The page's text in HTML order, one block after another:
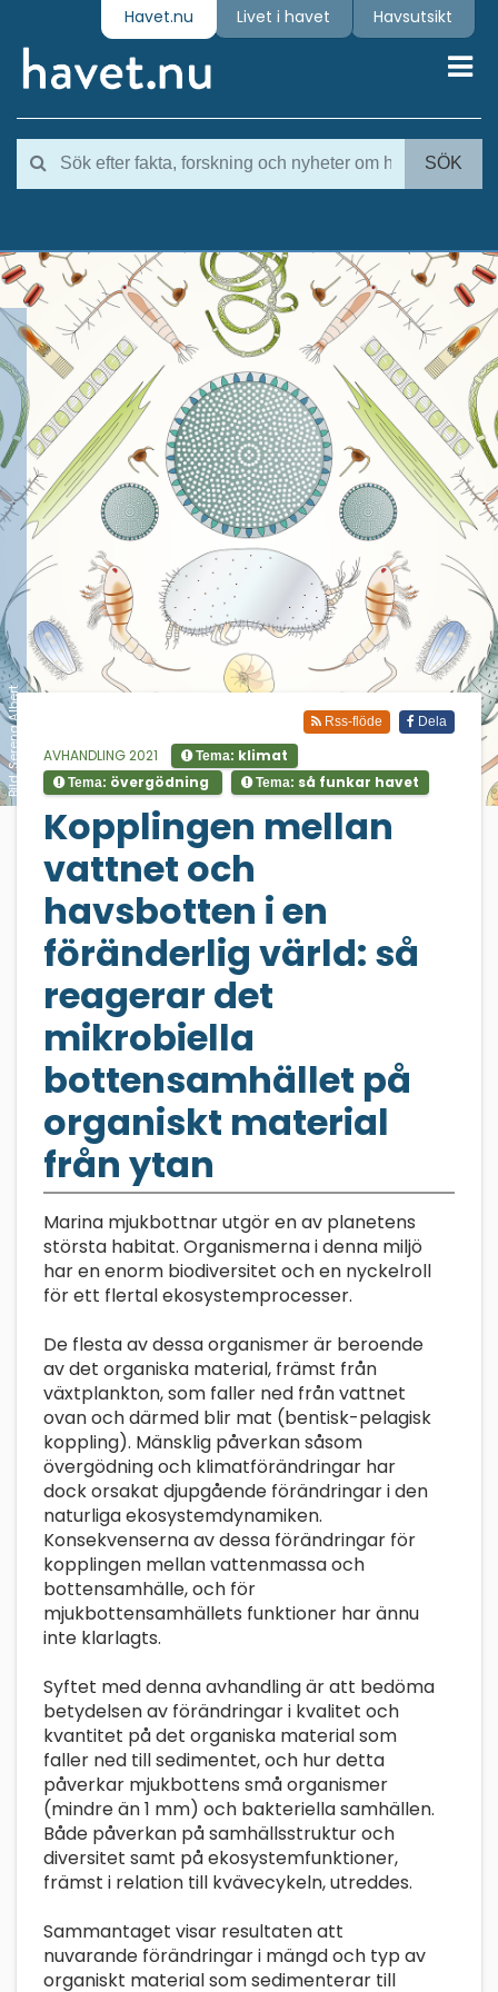
Havet.nu Livet i havet Havsutsikt
SÖK
Bild: Serena Albert
;
Dela
Rss-flöde
AVHANDLING 2021 Tema: klimat
Tema: övergödning Tema: så funkar havet
Kopplingen mellan
vattnet och
havsbotten i en
föränderlig värld: så
reagerar det
mikrobiella
bottensamhället på
organiskt material
från ytan
Marina mjukbottnar utgör en av planetens
största habitat. Organismerna i denna miljö
har en enorm biodiversitet och en nyckelroll
för ett flertal ekosystemprocesser.
De flesta av dessa organismer är beroende
av det organiska material, främst från
växtplankton, som faller ned från vattnet
ovan och därmed blir mat (bentisk-pelagisk
koppling). Mänsklig påverkan såsom
övergödning och klimatförändringar har
dock orsakat djupgående förändringar i den
naturliga ekosystemdynamiken.
Konsekvenserna av dessa förändringar för
kopplingen mellan vattenmassa och
bottensamhälle, och för
mjukbottensamhällets funktioner har ännu
inte klarlagts.
Syftet med denna avhandling är att bedöma
betydelsen av förändringar i kvalitet och
kvantitet på det organiska material som
faller ned till sedimentet, och hur detta
påverkar mjukbottens små organismer
(mindre än 1 mm) och bakteriella samhällen.
Både påverkan på samhällsstruktur och
diversitet samt på ekosystemfunktioner,
främst i relation till kvävecykeln, utreddes.
Sammantaget visar resultaten att
nuvarande förändringar i mängd och typ av
organiskt material som sedimenterar till